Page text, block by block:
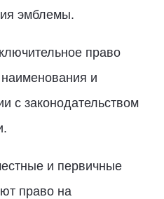
эмблемы.
право
и
с законодательством
и первичные
право на